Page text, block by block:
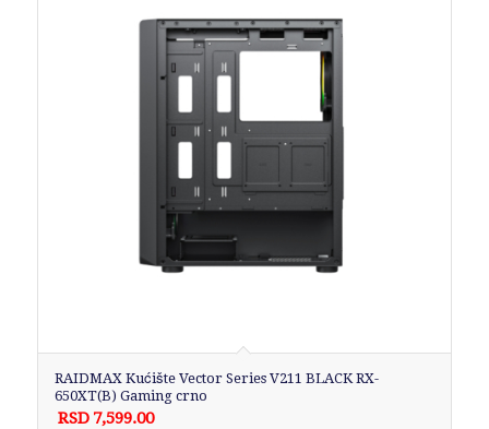
RAIDMAX Kućište Vector Series V211 BLACK RX-
650XT(B) Gaming crno
RSD 7,599.00